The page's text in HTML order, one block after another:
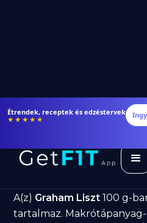
Fogyj és izmosodj hatékonyabban
★★★★★
Graham Liszt
választás diéta
A(z) Graham Liszt 100 g-
tartalmaz.